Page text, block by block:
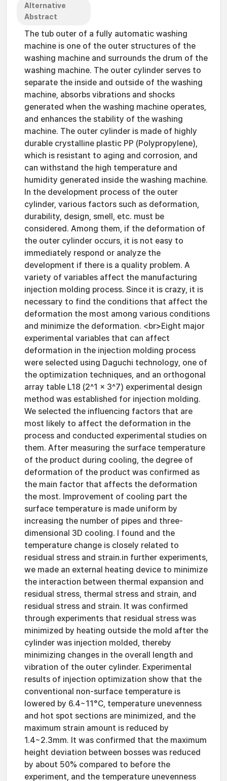
Alternative
Abstract
The tub outer of a fully automatic washing
machine is one of the outer structures of the
washing machine and surrounds the drum of the
washing machine. The outer cylinder serves to
separate the inside and outside of the washing
machine, absorbs vibrations and shocks
generated when the washing machine operates,
and enhances the stability of the washing
machine. The outer cylinder is made of highly
durable crystalline plastic PP (Polypropylene),
which is resistant to aging and corrosion, and
can withstand the high temperature and
humidity generated inside the washing machine.
In the development process of the outer
cylinder, various factors such as deformation,
durability, design, smell, etc. must be
considered. Among them, if the deformation of
the outer cylinder occurs, it is not easy to
immediately respond or analyze the
development if there is a quality problem. A
variety of variables affect the manufacturing
injection molding process. Since it is crazy, it is
necessary to find the conditions that affect the
deformation the most among various conditions
and minimize the deformation. <br>Eight major
experimental variables that can affect
deformation in the injection molding process
were selected using Daguchi technology, one of
the optimization techniques, and an orthogonal
array table L18 (2^1 x 3^7) experimental design
method was established for injection molding.
We selected the influencing factors that are
most likely to affect the deformation in the
process and conducted experimental studies on
them. After measuring the surface temperature
of the product during cooling, the degree of
deformation of the product was confirmed as
the main factor that affects the deformation
the most. Improvement of cooling part the
surface temperature is made uniform by
increasing the number of pipes and three-
dimensional 3D cooling. I found and the
temperature change is closely related to
residual stress and strain.in further experiments,
we made an external heating device to minimize
the interaction between thermal expansion and
residual stress, thermal stress and strain, and
residual stress and strain. It was confirmed
through experiments that residual stress was
minimized by heating outside the mold after the
cylinder was injection molded, thereby
minimizing changes in the overall length and
vibration of the outer cylinder. Experimental
results of injection optimization show that the
conventional non-surface temperature is
lowered by 6.4~11°C, temperature unevenness
and hot spot sections are minimized, and the
maximum strain amount is reduced by
1.4~2.3mm. It was confirmed that the maximum
height deviation between bosses was reduced
by about 50% compared to before the
experiment, and the temperature unevenness